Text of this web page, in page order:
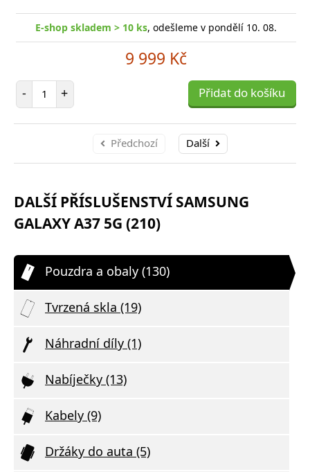
E-shop skladem > 10 ks, odešleme v pondělí 10. 08.
9 999 Kč
- Počet položek
+ Přidat do košíku
Předchozí Další
DALŠÍ PŘÍSLUŠENSTVÍ SAMSUNG
GALAXY A37 5G (210)
Pouzdra a obaly (130)
Tvrzená skla (19)
Náhradní díly (1)
Nabíječky (13)
Kabely (9)
Držáky do auta (5)